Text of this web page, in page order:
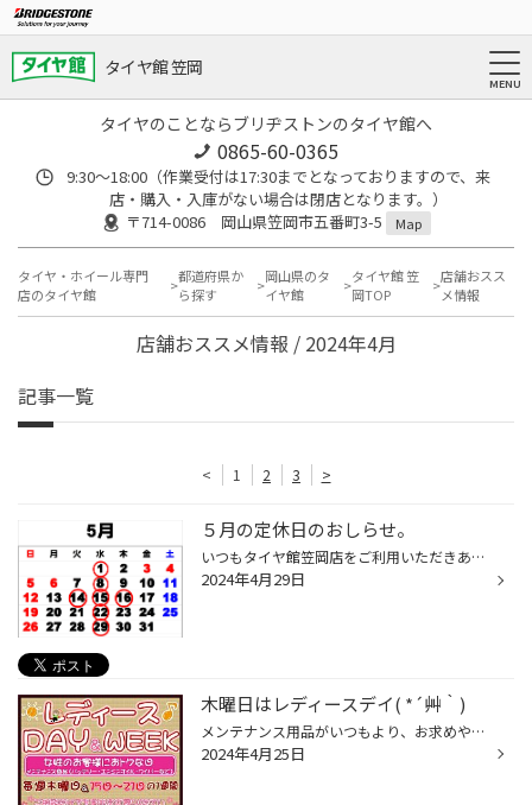
タイヤ館 笠岡
タイヤのことならブリヂストンのタイヤ館へ
0865-60-0365
9:30～18:00（作業受付は17:30までとなっておりますので、来
店・購入・入庫がない場合は閉店となります。）
〒714-0086 岡山県笠岡市五番町3-5
Map
タイヤ・ホイール専門
店のタイヤ館
都道府県か
ら探す
岡山県のタ
イヤ館
タイヤ館 笠
岡TOP
店舗おスス
メ情報
店舗おススメ情報 / 2024年4月
記事一覧
< 1 2 3 >
５月の定休日のおしらせ。
いつもタイヤ館笠岡店をご利用いただきありがとうございます。 5月の店休日のお知らせを致します。 １日(水) ８日(水) １４（火）１５日(水) １６日(木) ２２(水) ２９(水)となっております。 ご迷惑をおかけいたしますがよろしくお願い致します。
2024年4月29日
木曜日はレディースデイ( *´艸｀)
メンテナンス用品がいつもより、お求めやすくなっております！ タイヤの空気圧の補充も重要な点検ですので、点検だけでも是非お越しください。 ・エンジンオイル 交換目安「3000km」 ・オートマチックオイル 交換目安「1～2万km」 交換量で違います。 ・バッテリー 交換目安「2～3年」 ...
2024年4月25日